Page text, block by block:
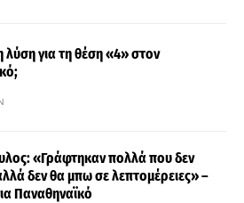
λύση για τη θέση «4» στον
«Γράφτηκαν πολλά που δεν
δεν θα μπω σε λεπτομέρειες» –
Παναθηναϊκό